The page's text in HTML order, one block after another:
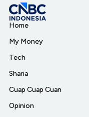
Home
My Money
Tech
Sharia
Cuap Cuap Cuan
Opinion